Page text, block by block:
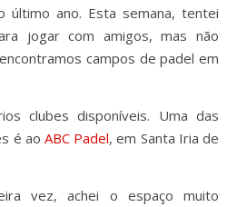
último ano. Esta semana, tentei
jogar com amigos, mas não
campos de padel em
clubes disponíveis. Uma das
é ao ABC Padel, em Santa Iria de
vez, achei o espaço muito